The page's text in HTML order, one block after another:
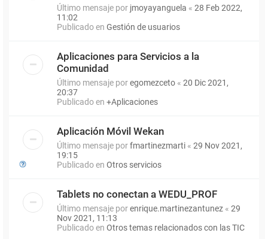
Último mensaje por jmoyayanguela « 28 Feb 2022,
11:02
Publicado en Gestión de usuarios
Aplicaciones para Servicios a la
Comunidad
Último mensaje poregomezceto « 20 Dic 2021,
20:37
Publicado en +Aplicaciones
Aplicación Móvil Wekan
Último mensaje porfmartinezmarti « 29 Nov 2021,
19:15
Publicado en Otros servicios
Tablets no conectan a WEDU_PROF
Último mensaje porenrique.martinezantunez « 29
Nov 2021, 11:13
Publicado en Otros temas relacionados con las TIC